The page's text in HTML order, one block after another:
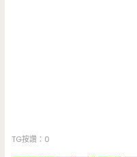
TG按讚：0